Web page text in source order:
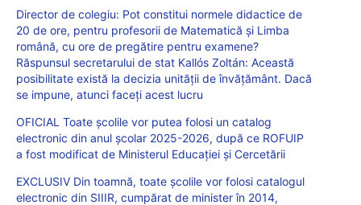
Director de colegiu: Pot constitui normele didactice de
20 de ore, pentru profesorii de Matematică și Limba
română, cu ore de pregătire pentru examene?
Răspunsul secretarului de stat Kallós Zoltán: Această
posibilitate există la decizia unității de învățământ. Dacă
se impune, atunci faceți acest lucru
OFICIAL Toate școlile vor putea folosi un catalog
electronic din anul școlar 2025-2026, după ce ROFUIP
a fost modificat de Ministerul Educației și Cercetării
EXCLUSIV Din toamnă, toate școlile vor folosi catalogul
electronic din SIIIR, cumpărat de minister în 2014,